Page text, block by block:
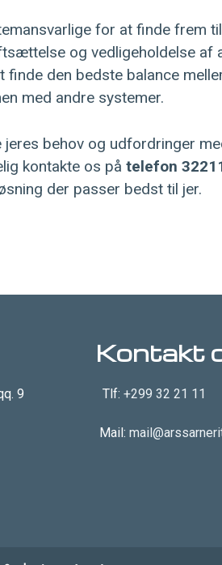
for at finde frem
og vedligeholdelse af
den bedste balance
med andre systemer.
behov og udfordringer
kontakte os på telefon
der passer bedst til jer.
9
Kontakt
Tlf:+299 32 21 11
Mail: